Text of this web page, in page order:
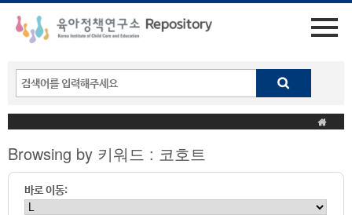
Browsing by 키워드 : 코호트
바로 이동: